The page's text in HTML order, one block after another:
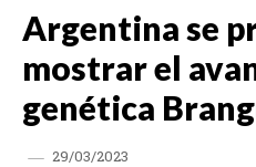
Argentina se
mostrar el
genética
29/03/2023